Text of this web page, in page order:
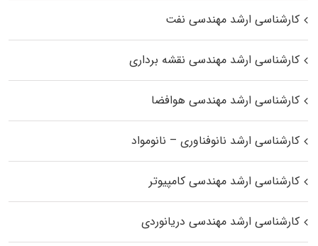
کارشناسی ارشد مهندسی نفت
کارشناسی ارشد مهندسی نقشه برداری
کارشناسی ارشد مهندسی هوافضا
کارشناسی ارشد نانوفناوری – نانومواد
کارشناسی ارشد مهندسی کامپیوتر
کارشناسی ارشد مهندسی دریانوردی